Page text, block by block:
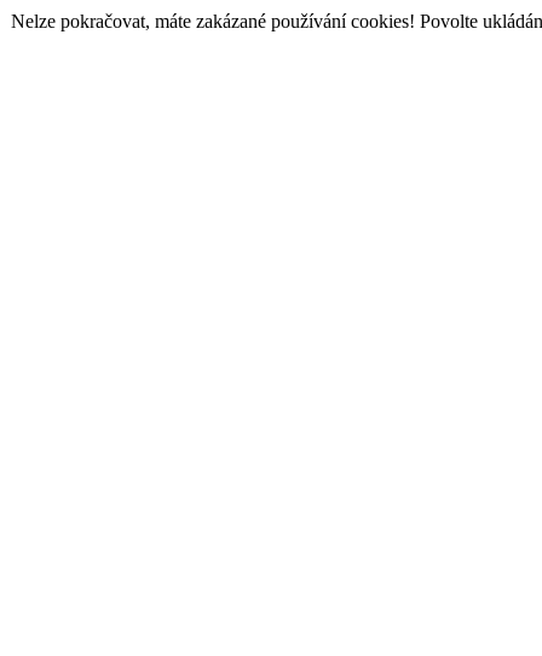
Nelze pokračovat, máte zakázané používání cookies! Povolte